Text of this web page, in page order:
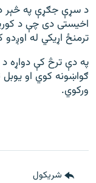
د سړې جګړې په څېر
اخیستی دی چې د
ترمنځ اړیکي له
په دې ترڅ کې دواړه
ګواښونه کوي او یوبل
ورکوي.
شريکول